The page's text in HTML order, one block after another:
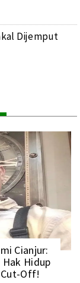
Dijemput
Cianjur:
Hidup
Off!